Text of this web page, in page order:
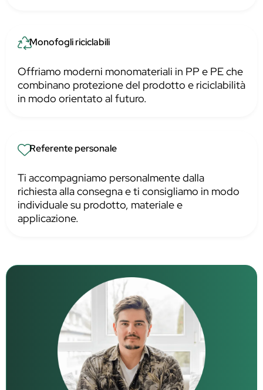
Monofogli riciclabili
Offriamo moderni monomateriali in PP e PE che
combinano protezione del prodotto e riciclabilità
in modo orientato al futuro.
Referente personale
Ti accompagniamo personalmente dalla
richiesta alla consegna e ti consigliamo in modo
individuale su prodotto, materiale e
applicazione.